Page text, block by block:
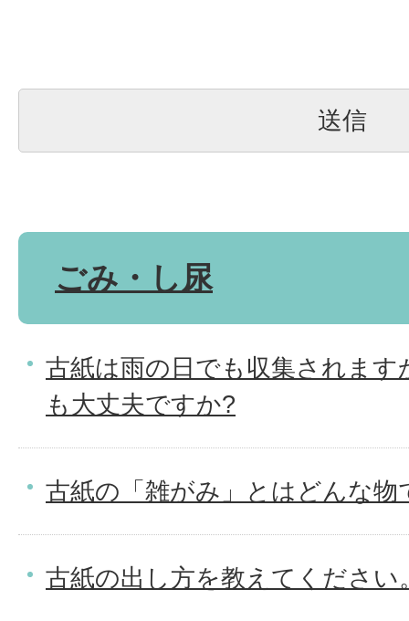
ごみ・し尿
古紙は雨の日でも収集されま
も大丈夫ですか?
古紙の「雑がみ」とはどんな物
古紙の出し方を教えてください